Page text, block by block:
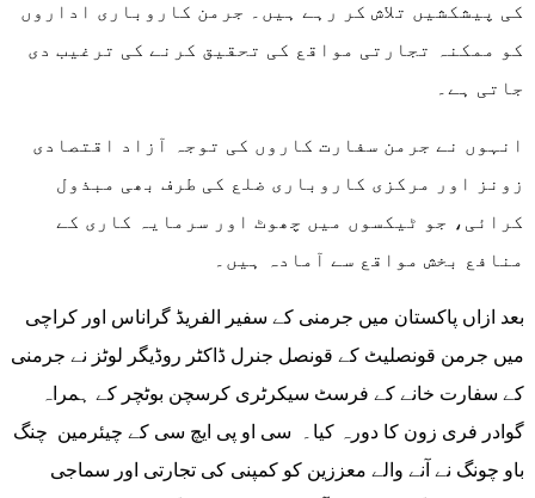
کی پیشکشیں تلاش کر رہے ہیں۔ جرمن کاروباری اداروں
کو ممکنہ تجارتی مواقع کی تحقیق کرنے کی ترغیب دی
جاتی ہے۔
انہوں نے جرمن سفارت کاروں کی توجہ آزاد اقتصادی
زونز اور مرکزی کاروباری ضلع کی طرف بھی مبذول
کرائی، جو ٹیکسوں میں چھوٹ اور سرمایہ کاری کے
منافع بخش مواقع سے آمادہ ہیں۔
بعد ازاں پاکستان میں جرمنی کے سفیر الفریڈ گراناس اور کراچی
میں جرمن قونصلیٹ کے قونصل جنرل ڈاکٹر روڈیگر لوٹز نے جرمنی
کے سفارت خانے کے فرسٹ سیکرٹری کرسچن بوٹچر کے ہمراہ
گوادر فری زون کا دورہ کیا۔ سی او پی ایچ سی کے چیئرمین چنگ
باو چونگ نے آنے والے معززین کو کمپنی کی تجارتی اور سماجی